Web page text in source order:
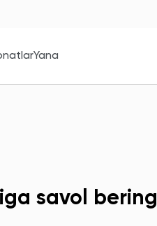
Yana
savol bering